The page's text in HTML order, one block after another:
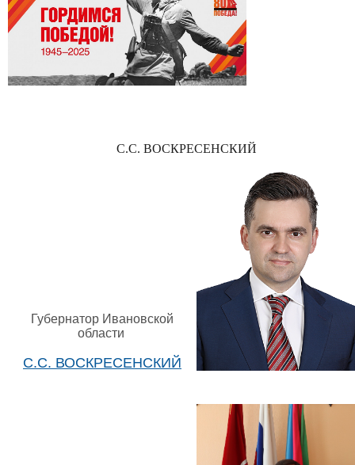
С.С. ВОСКРЕСЕНСКИЙ
Губернатор Ивановской
области
С.С. ВОСКРЕСЕНСКИЙ